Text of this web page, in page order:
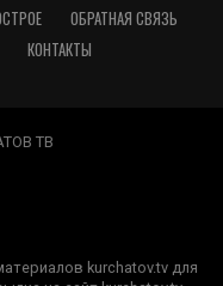
ОБРАТНАЯ СВЯЗЬ
КОНТАКТЫ
ТВ
kurchatov.tv для